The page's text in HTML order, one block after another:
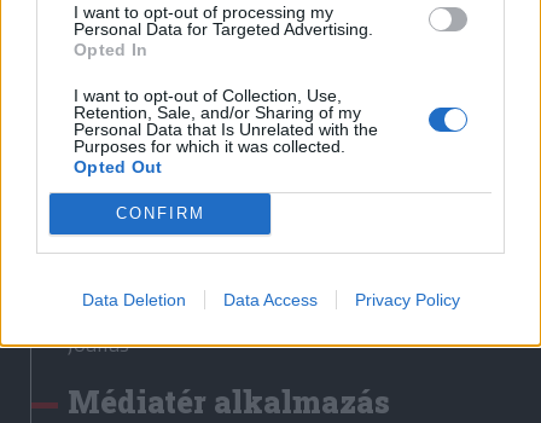
I want to opt-out of processing my
Personal Data for Targeted Advertising.
Opted In
I want to opt-out of Collection, Use,
Retention, Sale, and/or Sharing of my
Personal Data that Is Unrelated with the
Purposes for which it was collected.
Opted Out
CONFIRM
Data Deletion Data Access Privacy Policy
Médiatér
Liget
Krónika
Bihari Napló
Erdélyi Napló
Főtér
Rádió GaGa
Jóállás
Médiatér alkalmazás